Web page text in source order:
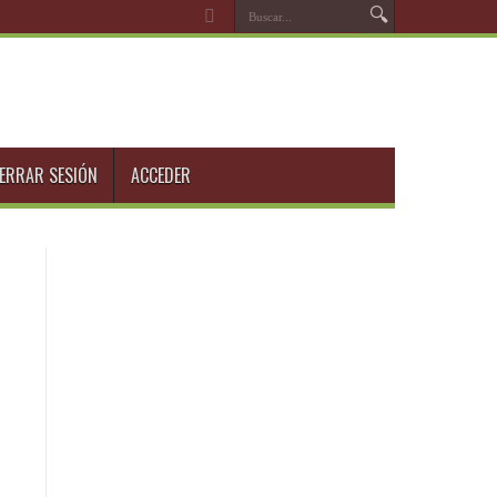
SESIÓN ACCEDER